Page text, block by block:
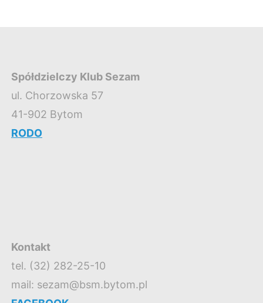
Spółdzielczy Klub Sezam
ul. Chorzowska 57
41-902 Bytom
RODO
Kontakt
tel. (32) 282-25-10
mail: sezam@bsm.bytom.pl